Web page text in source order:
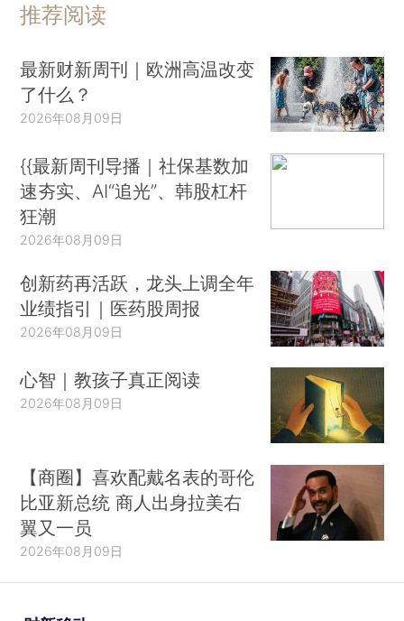
推荐阅读
最新财新周刊｜欧洲高温改变
了什么？
2026年08月09日
{{最新周刊导播｜社保基数加
速夯实、AI“追光”、韩股杠杆
狂潮
2026年08月09日
创新药再活跃，龙头上调全年
业绩指引｜医药股周报
2026年08月09日
心智｜教孩子真正阅读
2026年08月09日
【商圈】喜欢配戴名表的哥伦
比亚新总统 商人出身拉美右
翼又一员
2026年08月09日